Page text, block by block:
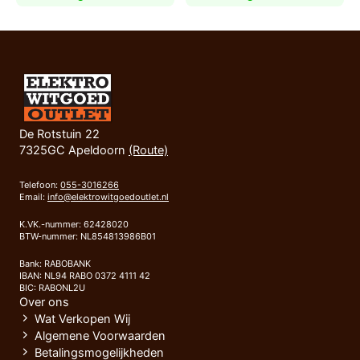
De Rotstuin 22
7325GC Apeldoorn (Route)
Telefoon: 055-3016266
Email: info@elektrowitgoedoutlet.nl
K.VK.-nummer: 62428020
BTW-nummer: NL854813986B01
Bank: RABOBANK
IBAN: NL94 RABO 0372 4111 42
BIC: RABONL2U
Over ons
Wat Verkopen Wij
Algemene Voorwaarden
Betalingsmogelijkheden